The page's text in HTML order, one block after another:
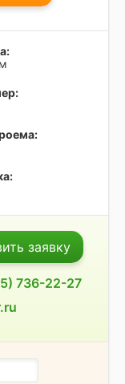
заявку
736-22-27